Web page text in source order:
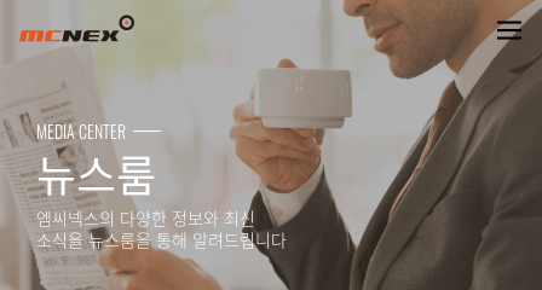
뉴스룸
MEDIA CENTER
뉴스룸
엠씨넥스의 다양한 정보와 최신
소식을 뉴스룸을 통해 알려드립니다